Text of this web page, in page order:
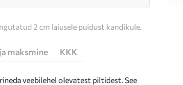
2 cm laiusele puidust kandikule.
maksmine KKK
veebilehel olevatest piltidest. See